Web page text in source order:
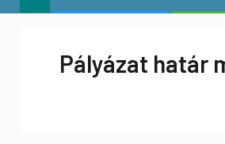
Pályázat határ